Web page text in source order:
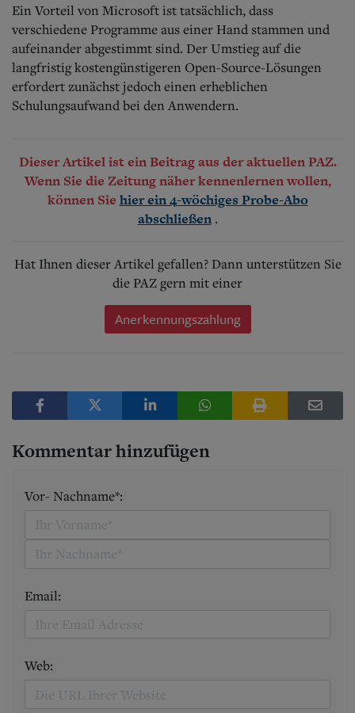
Ein Vorteil von Microsoft ist tatsächlich, dass
verschiedene Programme aus einer Hand stammen und
aufeinander abgestimmt sind. Der Umstieg auf die
langfristig kostengünstigeren Open-Source-Lösungen
erfordert zunächst jedoch einen erheblichen
Schulungsaufwand bei den Anwendern.
Dieser Artikel ist ein Beitrag aus der aktuellen PAZ.
Wenn Sie die Zeitung näher kennenlernen wollen,
können Sie hier ein 4-wöchiges Probe-Abo
abschließen .
Hat Ihnen dieser Artikel gefallen? Dann unterstützen Sie
die PAZ gern mit einer
Anerkennungszahlung
Kommentar hinzufügen
Vor- Nachname*:
Email:
Web: